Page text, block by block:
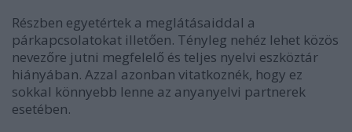
Részben egyetértek a meglátásaiddal a
párkapcsolatokat illetően. Tényleg nehéz lehet közös
nevezőre jutni megfelelő és teljes nyelvi eszköztár
hiányában. Azzal azonban vitatkoznék, hogy ez
sokkal könnyebb lenne az anyanyelvi partnerek
esetében.